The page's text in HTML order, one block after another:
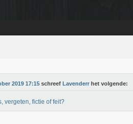
2019 17:15 schreef Lavenderr het volgende:
vergeten, fictie of feit?